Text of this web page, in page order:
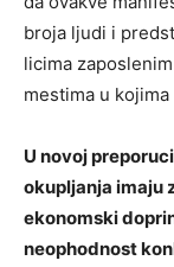
broja ljudi i
licima
mestima u
U novoj
okupljanja imaju
ekonomski
neophodnost